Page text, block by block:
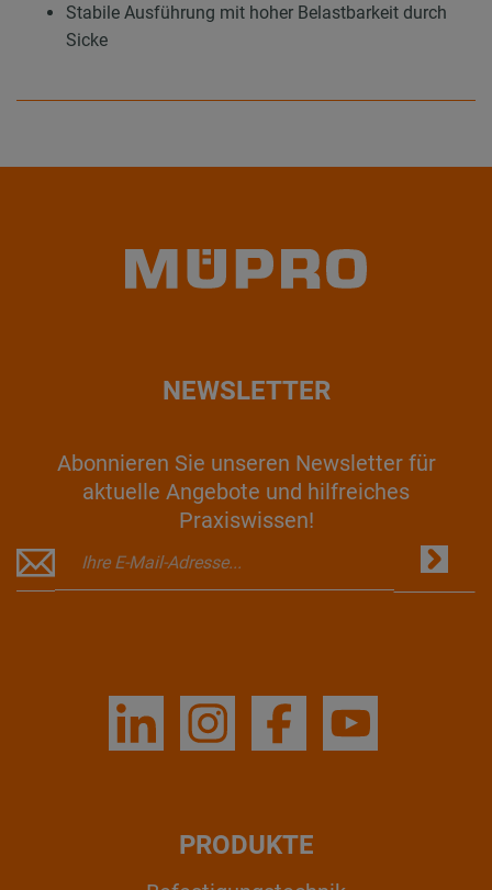
Stabile Ausführung mit hoher Belastbarkeit durch
Sicke
NEWSLETTER
Abonnieren Sie unseren Newsletter für
aktuelle Angebote und hilfreiches
Praxiswissen!
PRODUKTE